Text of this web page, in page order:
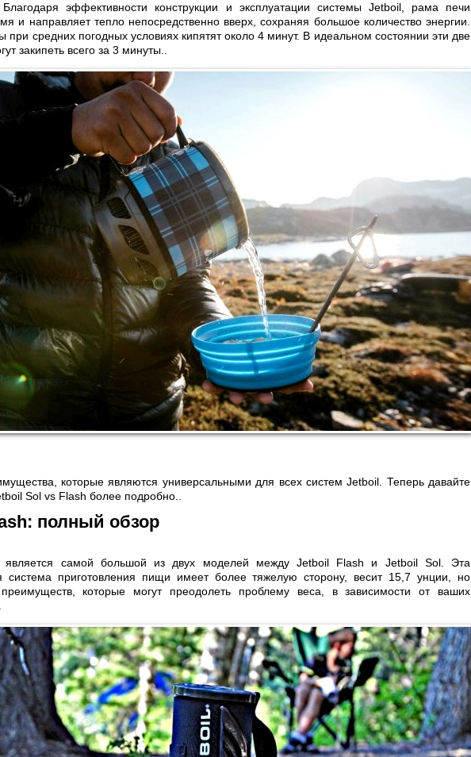
Благодаря эффективности конструкции и эксплуатации системы Jetboil, рама печи
и направляет тепло непосредственно вверх, сохраняя большое количество энергии.
при средних погодных условиях кипятят около 4 минут. В идеальном состоянии эти две
закипеть всего за 3 минуты..
которые являются универсальными для всех систем Jetboil. Теперь давайте
Sol vs Flash более подробно..
полный обзор
является самой большой из двух моделей между Jetboil Flash и Jetboil Sol. Эта
система приготовления пищи имеет более тяжелую сторону, весит 15,7 унции, но
которые могут преодолеть проблему веса, в зависимости от ваших